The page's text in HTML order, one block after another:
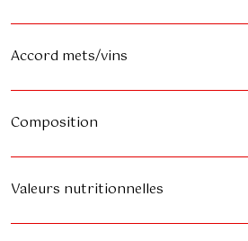
Accord mets/vins
Composition
Valeurs nutritionnelles